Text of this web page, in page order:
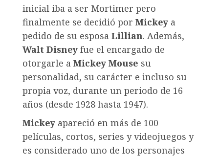
inicial iba a ser Mortimer pero
finalmente se decidió por Mickey a
pedido de su esposa Lillian. Además,
Walt Disney fue el encargado de
otorgarle a Mickey Mouse su
personalidad, su carácter e incluso su
propia voz, durante un periodo de 16
años (desde 1928 hasta 1947).
Mickey apareció en más de 100
películas, cortos, series y videojuegos y
es considerado uno de los personajes